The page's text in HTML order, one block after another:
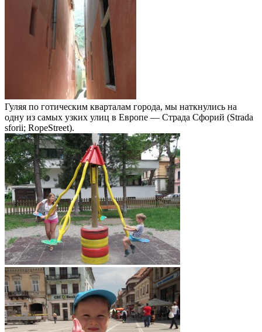
Гуляя по готическим кварталам города, мы наткнулись на
одну из самых узких улиц в Европе — Страда Сфорий (Strada
sforii; RopeStreet).